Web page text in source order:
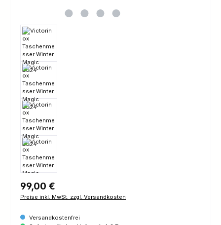
Regulärer Preis:
99,00 €
Preise inkl. MwSt. zzgl. Versandkosten
Versandkostenfrei